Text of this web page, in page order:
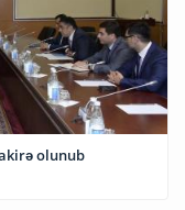
olunub